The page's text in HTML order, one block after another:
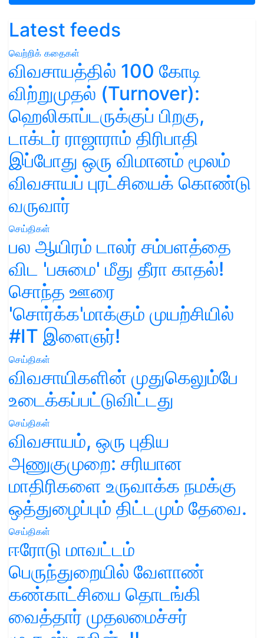
Latest feeds
வெற்றிக் கதைகள்
விவசாயத்தில் 100 கோடி
விற்றுமுதல் (Turnover):
ஹெலிகாப்டருக்குப் பிறகு,
டாக்டர் ராஜாராம் திரிபாதி
இப்போது ஒரு விமானம் மூலம்
விவசாயப் புரட்சியைக் கொண்டு
வருவார்
செய்திகள்
பல ஆயிரம் டாலர் சம்பளத்தை
விட 'பசுமை' மீது தீரா காதல்!
சொந்த ஊரை
'சொர்க்க'மாக்கும் முயற்சியில்
#IT இளைஞர்!
செய்திகள்
விவசாயிகளின் முதுகெலும்பே
உடைக்கப்பட்டுவிட்டது
செய்திகள்
விவசாயம், ஒரு புதிய
அணுகுமுறை: சரியான
மாதிரிகளை உருவாக்க நமக்கு
ஒத்துழைப்பும் திட்டமும் தேவை.
செய்திகள்
ஈரோடு மாவட்டம்
பெருந்துறையில் வேளாண்
கண்காட்சியை தொடங்கி
வைத்தார் முதலமைச்சர்